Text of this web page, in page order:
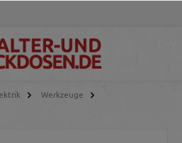
Werkzeuge